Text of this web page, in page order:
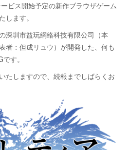
ビス開始予定の新作ブラウザゲーム
します。
深圳市益玩網絡科技有限公司（本
者：但成リュウ）が開発した、何も
す。
たしますので、続報までしばらくお